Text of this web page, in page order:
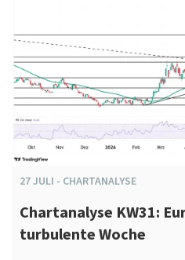
27JULI - CHARTANALYSE
Chartanalyse KW31:
turbulente Woche